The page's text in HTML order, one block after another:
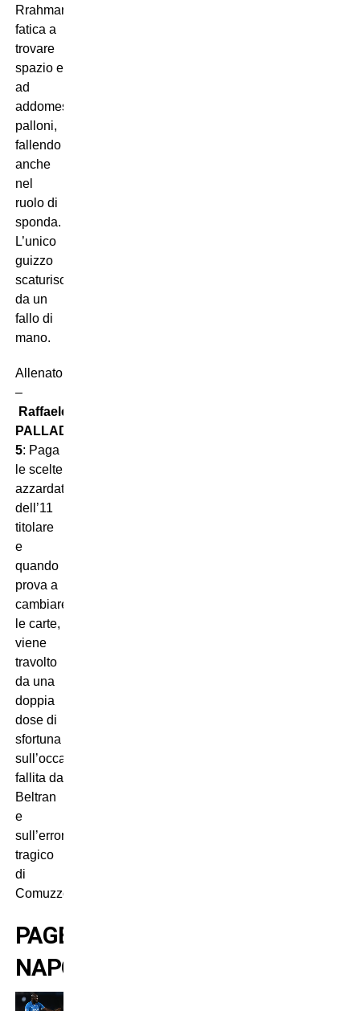
Rrahmani,
fatica a
trovare
spazio e
ad
addomesticare
palloni,
fallendo
anche
nel
ruolo di
sponda.
L’unico
guizzo
scaturisce
da un
fallo di
mano.
Allenatore
–
Raffaele
PALLADINO
5: Paga
le scelte
azzardate
dell’11
titolare
e
quando
prova a
cambiare
le carte,
viene
travolto
da una
doppia
dose di
sfortuna
sull’occasione
fallita da
Beltran
e
sull’errore
tragico
di
Comuzzo.
PAGELLE
NAPOLI